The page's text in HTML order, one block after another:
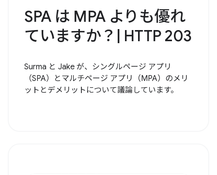
SPA は MPA よりも優れ
ていますか？| HTTP 203
Surma と Jake が、シングルページ アプリ
（SPA）とマルチページ アプリ（MPA）のメリ
ットとデメリットについて議論しています。